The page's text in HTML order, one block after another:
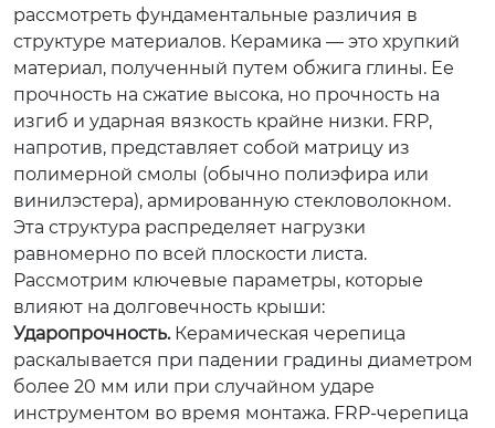
рассмотреть фундаментальные различия в
структуре материалов. Керамика — это хрупкий
материал, полученный путем обжига глины. Ее
прочность на сжатие высока, но прочность на
изгиб и ударная вязкость крайне низки. FRP,
напротив, представляет собой матрицу из
полимерной смолы (обычно полиэфира или
винилэстера), армированную стекловолокном.
Эта структура распределяет нагрузки
равномерно по всей плоскости листа.
Рассмотрим ключевые параметры, которые
влияют на долговечность крыши:
Ударопрочность.Керамическая черепица
раскалывается при падении градины диаметром
более 20 мм или при случайном ударе
инструментом во время монтажа. FRP-черепица